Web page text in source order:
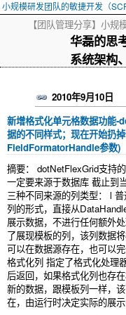
小规模研发团队的敏捷开发（
华磊的思
系统架构
【团队管理分享】小规
2010年9月10日
新增格式化单元格数据功能-
据的不同样式；现在开始扔
FieldFormatorHandle参数)
摘要： dotNetFlexGrid支持
一定要来源于数据库 截止到
三种不同来源的列类型： l
列的形式，直接从
展示数据，不进行任何额外
了展现模板的列，该列数据
可以在数据源存在，也可以
格式化列 指定了格式化处理
后返回，如果格式化列也存
新的数据，跟模板列一样，
在，由运行时决定实际的展示